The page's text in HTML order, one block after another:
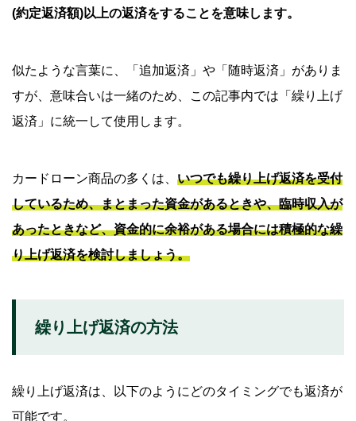
約定返済額が下がっても今まで通りの金額を返済する
よくある質問
Q.繰り上げ返済後に約定返済日は変更されますか？
Q.繰り上げ返済はどのようにすればよいですか？
(約定返済額)以上の返済をすることを意味します。
似たような言葉に、「追加返済」や「随時返済」がありま
すが、意味合いは一緒のため、この記事内では「繰り上げ
返済」に統一して使用します。
カードローン商品の多くは、 いつでも繰り上げ返済を受付
しているため、まとまった資金があるときや、臨時収入が
あったときなど、資金的に余裕がある場合には積極的な繰
り上げ返済を検討しましょう。
繰り上げ返済の方法
繰り上げ返済は、以下のようにどのタイミングでも返済が
可能です。